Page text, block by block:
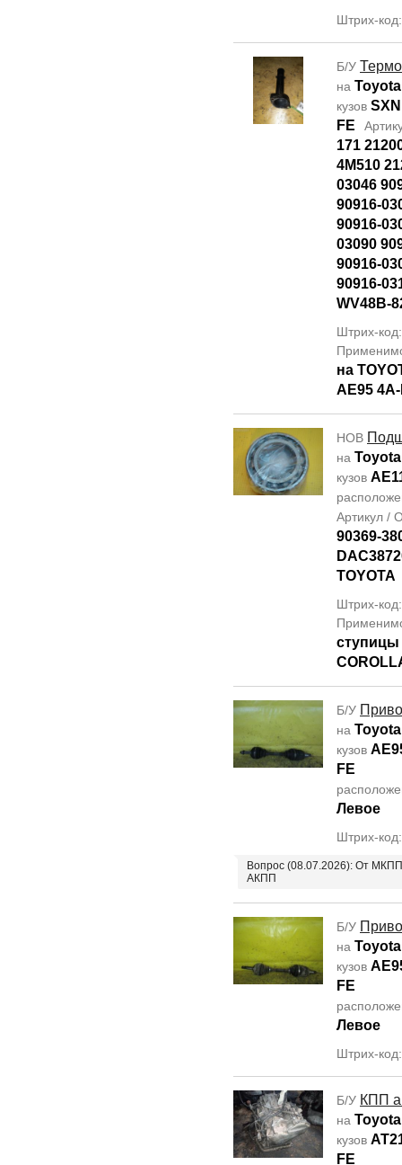
Штрих-
Б/У
на
кузов
FE
171
4M510
03046
90916-
90916-
03090
90916-
90916-
WV48B-
Штрих-
на
AE95
НОВ
на
кузов
Артикул /
90369-
TOYOTA
Штрих-
ступицы
Б/У
на
кузов
FE
Левое
Штрих-
Вопрос (08.07.2026): От
АКПП
Б/У
на
кузов
FE
Левое
Штрих-
Б/У КПП
на
кузов
FE